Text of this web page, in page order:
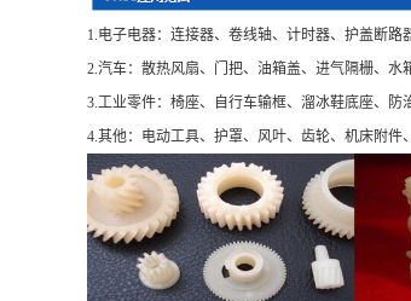
1.电子电器：连接器、卷线轴、计时器、护盖断路
2.汽车：散热风扇、门把、油箱盖、进气隔栅、水
3.工业零件：椅座、自行车输框、溜冰鞋底座、防
4.其他：电动工具、护罩、风叶、齿轮、机床附件